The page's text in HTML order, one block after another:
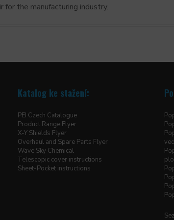
for the manufacturing industry.
Katalog ke stažení:
PEI Czech Catalogue
Product Range Flyer
X-Y Shields Flyer
Overhaul and Spare Parts Flyer
Wave Sky Chemical
Telescopic cover instructions
Sheet-Pocket instructions